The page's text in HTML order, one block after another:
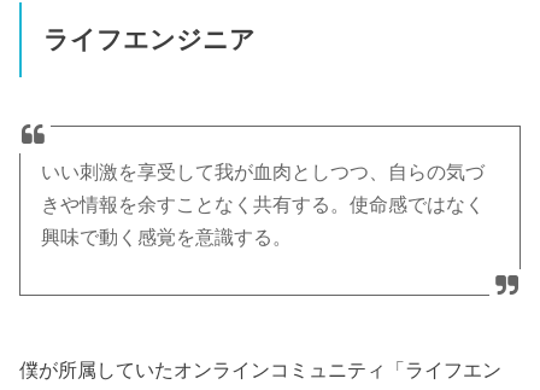
ライフエンジニア
いい刺激を享受して我が血肉としつつ、自らの気づ
きや情報を余すことなく共有する。使命感ではなく
興味で動く感覚を意識する。
僕が所属していたオンラインコミュニティ「ライフエン